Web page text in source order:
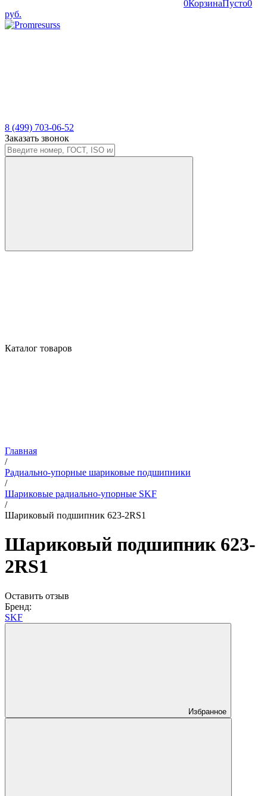
0КорзинаПусто0
руб.
8 (499) 703-06-52
Заказать звонок
Каталог товаров
Главная
/
Радиально-упорные шариковые подшипники
/
Шариковые радиально-упорные SKF
/
Шариковый подшипник 623-2RS1
Шариковый подшипник 623-
2RS1
Оставить отзыв
Бренд:
SKF
Избранное